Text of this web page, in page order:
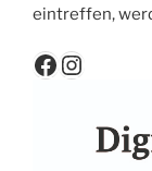
eintreffen,
Facebook Instagram